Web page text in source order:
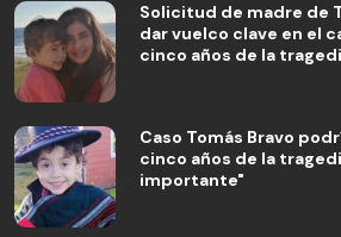
Solicitud de madre de
dar vuelco clave en el
cinco años de la
Caso Tomás Bravo
cinco años de la
importante"